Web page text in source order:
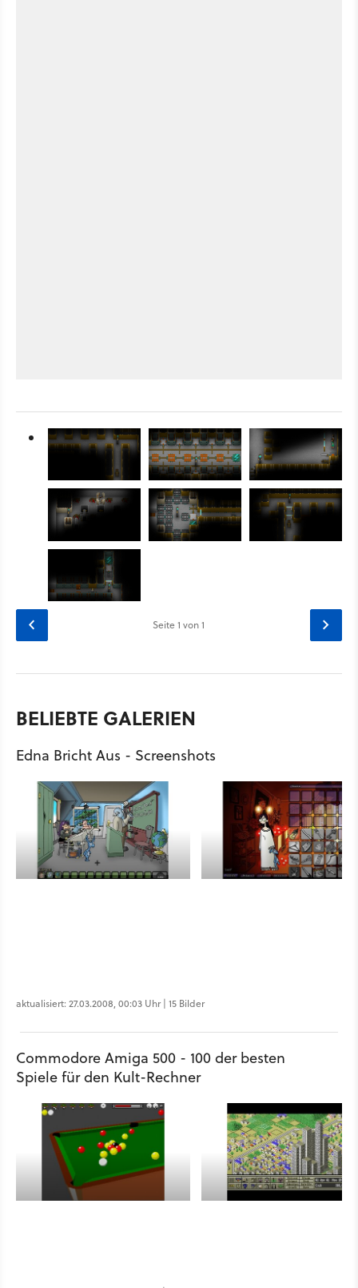
Seite1 von 1
BELIEBTE GALERIEN
Edna Bricht Aus - Screenshots
aktualisiert: 27.03.2008, 00:03 Uhr | 15 Bilder
Commodore Amiga 500 - 100 der besten
Spiele für den Kult-Rechner